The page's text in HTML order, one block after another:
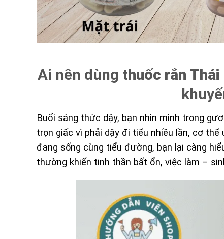
Ai nên dùng thuốc rắn Thái
Buổi sáng thức dậy, bạn nhìn mình trong
trọn giấc vì phải dậy đi tiểu nhiều lần, cơ
đang sống cùng tiểu đường, bạn lại càng
thường khiến tinh thần bất ổn, việc làm –